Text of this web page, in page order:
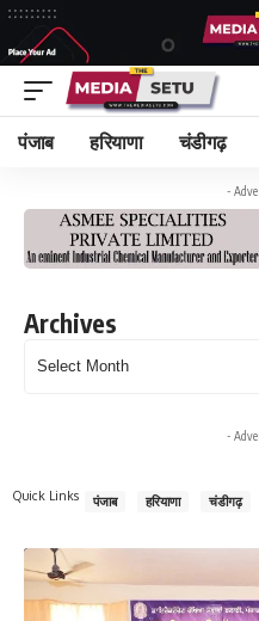
पंजाब हरियाणा चंडीगढ़
-
Archives
-
Quick Links पंजाब हरियाणा चंडीगढ़